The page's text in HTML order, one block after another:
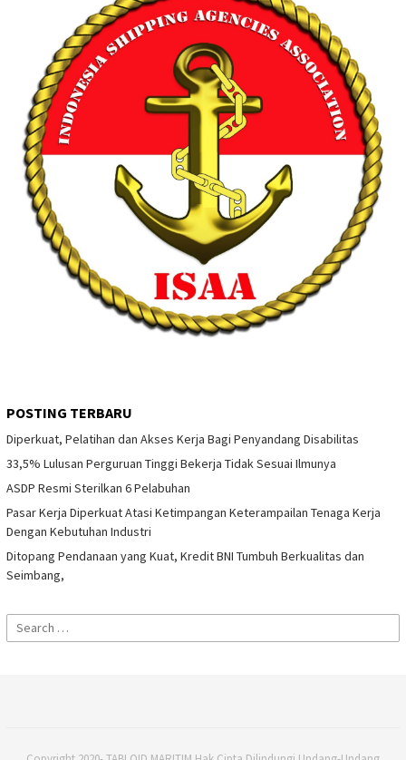
POSTING TERBARU
Diperkuat, Pelatihan dan Akses Kerja Bagi Penyandang Disabilitas
33,5% Lulusan Perguruan Tinggi Bekerja Tidak Sesuai Ilmunya
ASDP Resmi Sterilkan 6 Pelabuhan
Pasar Kerja Diperkuat Atasi Ketimpangan Keterampailan Tenaga Kerja
Dengan Kebutuhan Industri
Ditopang Pendanaan yang Kuat, Kredit BNI Tumbuh Berkualitas dan
Seimbang,
Search
for: